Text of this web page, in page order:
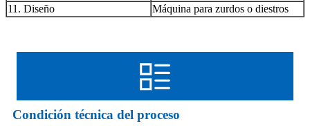
11. Diseño
Máquina para zurdos o diestros
Condición técnica del proceso